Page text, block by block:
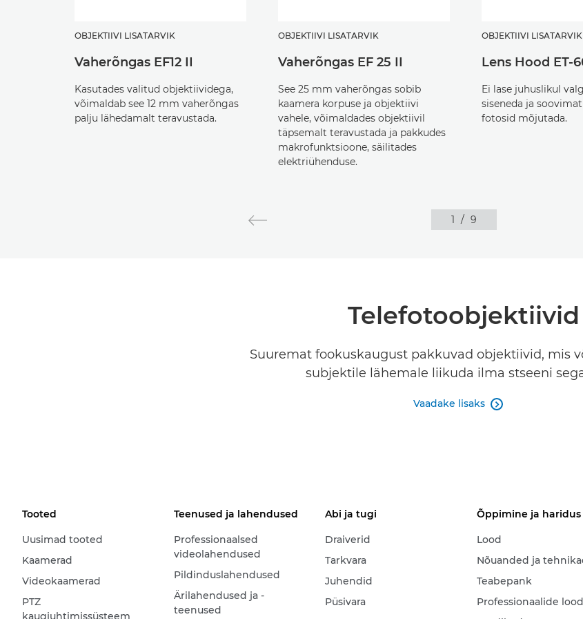
OBJEKTIIVI LISATARVIK
Vaherõngas EF12 II
Kasutades valitud objektiividega,
võimaldab see 12 mm vaherõngas
palju lähedamalt teravustada.
OBJEKTIIVI LISATARVIK
Vaherõngas EF 25 II
See 25 mm vaherõngas sobib
kaamera korpuse ja objektiivi
vahele, võimaldades objektiivil
täpsemalt teravustada ja pakkudes
makrofunktsioone, säilitades
elektriühenduse.
OBJEKTIIVI LISATARVIK
Lens Hood ET-
Ei lase juhuslikul
siseneda ja
fotosid mõjutada.
1 / 9
Telefotoobjektiivid
Suuremat fookuskaugust pakkuvad objektiivid, mis
subjektile lähemale liikuda ilma stseeni
Vaadake lisaks 
Tooted
Uusimad tooted
Kaamerad
Videokaamerad
PTZ
kaugjuhtimissüsteem
Teenused ja lahendused
Professionaalsed
videolahendused
Pildinduslahendused
Ärilahendused ja -
teenused
Abi ja tugi
Draiverid
Tarkvara
Juhendid
Püsivara
Õppimine ja haridus
Lood
Nõuanded ja
Teabepank
Professionaalide lood